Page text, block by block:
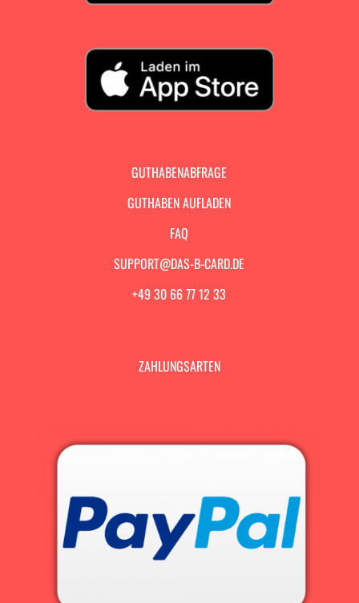
GUTHABENABFRAGE
GUTHABEN AUFLADEN
FAQ
SUPPORT@DAS-B-CARD.DE
+49 30 66 77 12 33
ZAHLUNGSARTEN